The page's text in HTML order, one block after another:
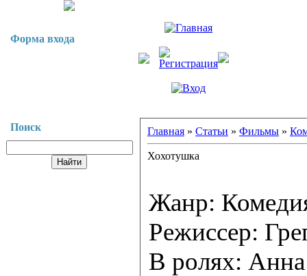
Форма входа
Поиск Главная » Статьи » Фильмы »
Хохотушка
Жанр:
Режиссер:
В ролях: